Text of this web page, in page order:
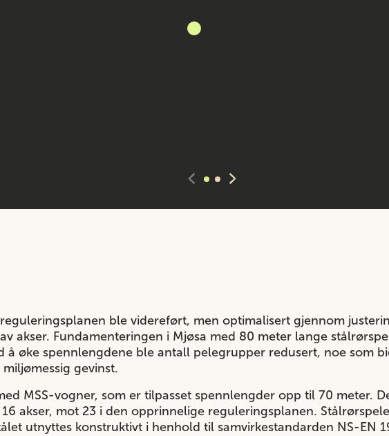
ble videreført, men optimalisert gjennom
akser. Fundamenteringen i Mjøsa med 80 meter lange
å øke spennlengdene ble antall pelegrupper redusert, noe som
gevinst.
MSS-vogner, som er tilpasset spennlengder opp til 70 meter.
akser, mot 23 i den opprinnelige reguleringsplanen.
utnyttes konstruktivt i henhold til samvirkestandarden NS-EN